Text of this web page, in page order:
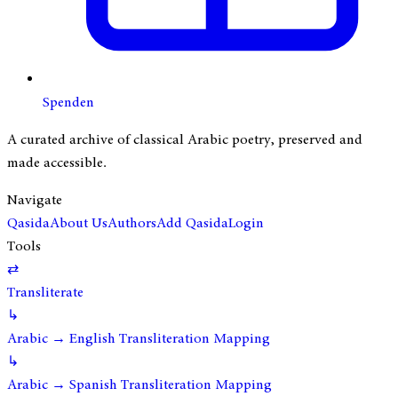
Spenden
A curated archive of classical Arabic poetry, preserved and
made accessible.
Navigate
QasidaAbout UsAuthorsAdd QasidaLogin
Tools
⇄
Transliterate
↳
Arabic → English Transliteration Mapping
↳
Arabic → Spanish Transliteration Mapping